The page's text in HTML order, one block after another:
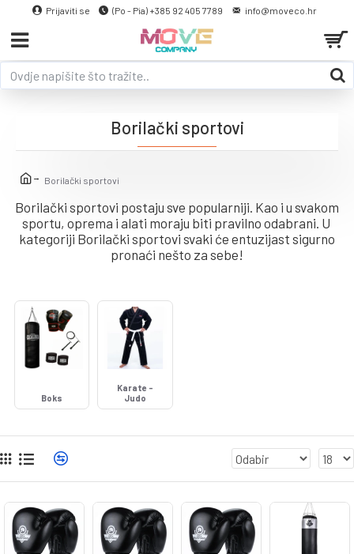
Prijaviti se (Po - Pia) +385 92 405 7789 info@moveco.hr
Borilački sportovi
Borilački sportovi
Borilački sportovi postaju sve popularniji. Kao i u svakom
sportu, oprema i alati moraju biti pravilno odabrani. U
kategoriji Borilački sportovi svaki će entuzijast sigurno
pronaći nešto za sebe!
Boks
Karate -
Judo